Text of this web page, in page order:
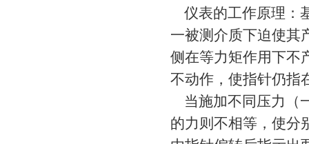
仪表的工作原理：
一被测介质下迫使其
侧在等力矩作用下不
不动作，使指针仍指
当施加不同压力（
的力则不相等，使分